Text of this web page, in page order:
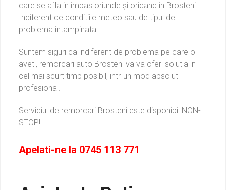
care se afla in impas oriunde și oricand in Brosteni.
Indiferent de conditiile meteo sau de tipul de
problema intampinata.
Suntem siguri ca indiferent de problema pe care o
aveti, remorcari auto Brosteni va va oferi solutia in
cel mai scurt timp posibil, intr-un mod absolut
profesional.
Serviciul de remorcari Brosteni este disponibil NON-
STOP!
Apelati-ne la 0745 113 771